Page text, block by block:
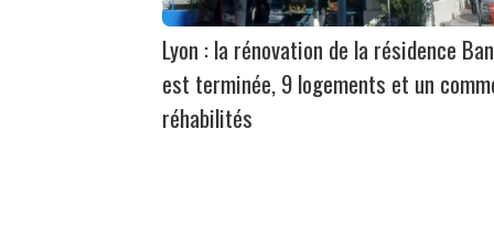
Lyon : la rénovation de la résidence
est terminée, 9 logements et un
réhabilités